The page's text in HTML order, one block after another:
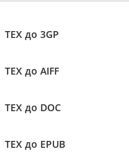
TEX до 3GP
TEX до AIFF
TEX до DOC
TEX до EPUB